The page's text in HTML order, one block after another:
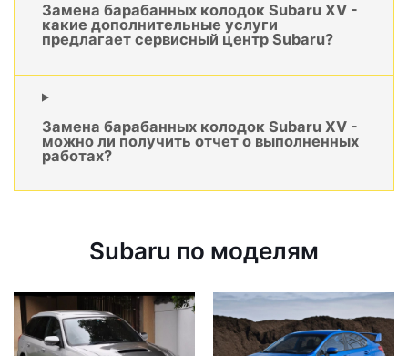
Замена барабанных колодок Subaru XV -
какие дополнительные услуги
предлагает сервисный центр Subaru?
Замена барабанных колодок Subaru XV -
можно ли получить отчет о выполненных
работах?
Subaru по моделям